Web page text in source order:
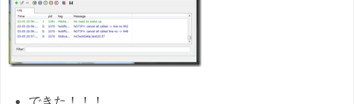
できた！！！